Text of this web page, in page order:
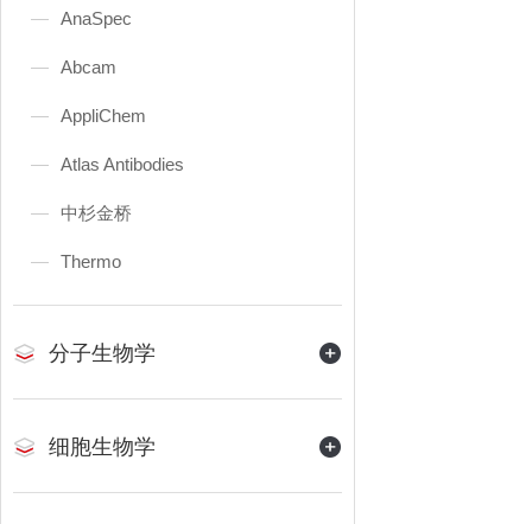
AnaSpec
Abcam
AppliChem
Atlas Antibodies
中杉金桥
Thermo
分子生物学
细胞生物学